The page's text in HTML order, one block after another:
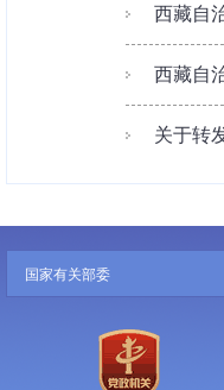
西藏自
西藏自
关于转
国家有关部委